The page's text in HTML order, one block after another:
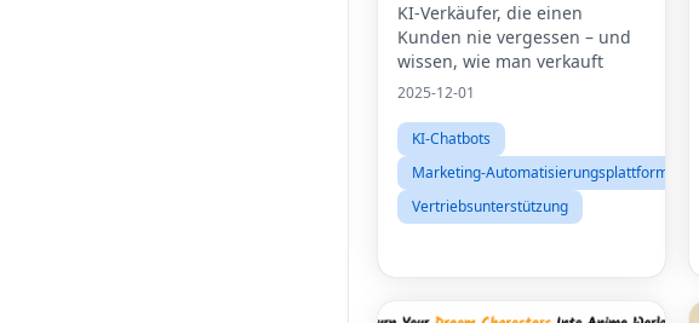
KI-Verkäufer, die einen
Kunden nie vergessen – und
wissen, wie man verkauft
2025-12-01
KI-Chatbots
Marketing-Automatisierungsplattformen
Vertriebsunterstützung